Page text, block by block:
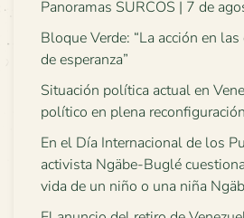
Panoramas SURCOS | 7 de
Bloque Verde: “La acción en
de esperanza”
Situación política actual en
político en plena
En el Día Internacional de los
activista Ngäbe-Buglé
vida de un niño o una niña